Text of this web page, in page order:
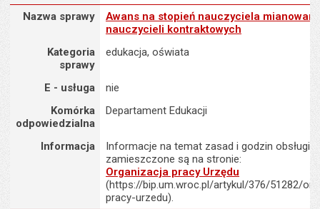
Nazwa sprawy : Awans na stopień nauczyciela mianowanego
Nazwa sprawy
Awans na stopień nauczyciela
nauczycieli kontraktowych
Kategoria
sprawy
edukacja, oświata
E - usługa
nie
Komórka
odpowiedzialna
Departament Edukacji
Informacja
Informacje na temat zasad i godzin obsługi
zamieszczone są na stronie:
Organizacja pracy Urzędu
(https://bip.um.wroc.pl/artykul/376/51282/
pracy-urzedu).